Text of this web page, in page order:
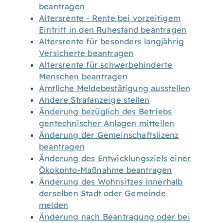
beantragen
Altersrente - Rente bei vorzeitigem
Eintritt in den Ruhestand beantragen
Altersrente für besonders langjährig
Versicherte beantragen
Altersrente für schwerbehinderte
Menschen beantragen
Amtliche Meldebestätigung ausstellen
Andere Strafanzeige stellen
Änderung bezüglich des Betriebs
gentechnischer Anlagen mitteilen
Änderung der Gemeinschaftslizenz
beantragen
Änderung des Entwicklungsziels einer
Ökokonto-Maßnahme beantragen
Änderung des Wohnsitzes innerhalb
derselben Stadt oder Gemeinde
melden
Änderung nach Beantragung oder bei